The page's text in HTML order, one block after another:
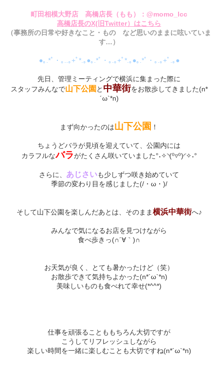
町田相模大野店 高橋店長（もも）：@momo_lcc
高橋店長のX(旧Twitter）はこちら
（事務所の日常や好きなこと・もの など思いのままに呟いていま
す…）
●｡.*ﾟ・｡..｡+ﾟ*.｡●｡.*ﾟ・｡.｡+ﾟ*.｡●｡.*ﾟ・｡.｡+ﾟ.｡●
先日、管理ミーティングで横浜に集まった際に
スタッフみんなで山下公園 と 中華街をお散歩してきました(n*
´ω`*n)
まず向かったのは山下公園 ！
ちょうどバラが見頃を迎えていて、公園内には
カラフルなバラがたくさん咲いていました°˖✧◝(⁰▿⁰)◜✧˖°
さらに、 あじさいも少しずつ咲き始めていて
季節の変わり目を感じました(/・ω・)/
そして山下公園を楽しんだあとは、そのまま横浜中華街へ♪
みんなで気になるお店を見つけながら
食べ歩きっ(∩´∀｀)∩
お天気が良く、とても暑かったけど（笑）
お散歩できて気持ちよかった(n*´ω`*n)
美味しいものも食べれて幸せ(*^^*)
仕事を頑張ることももちろん大切ですが
こうしてリフレッシュしながら
楽しい時間を一緒に楽しむことも大切ですね(n*´ω`*n)